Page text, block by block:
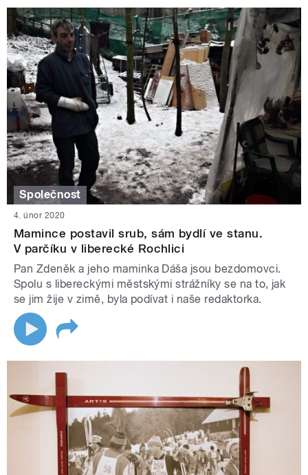
Společnost
4. únor 2020
Mamince postavil srub, sám bydlí ve stanu.
V parčíku v liberecké Rochlici
Pan Zdeněk a jeho maminka Dáša jsou bezdomovci.
Spolu s libereckými městskými strážníky se na to, jak
se jim žije v zimě, byla podívat i naše redaktorka.